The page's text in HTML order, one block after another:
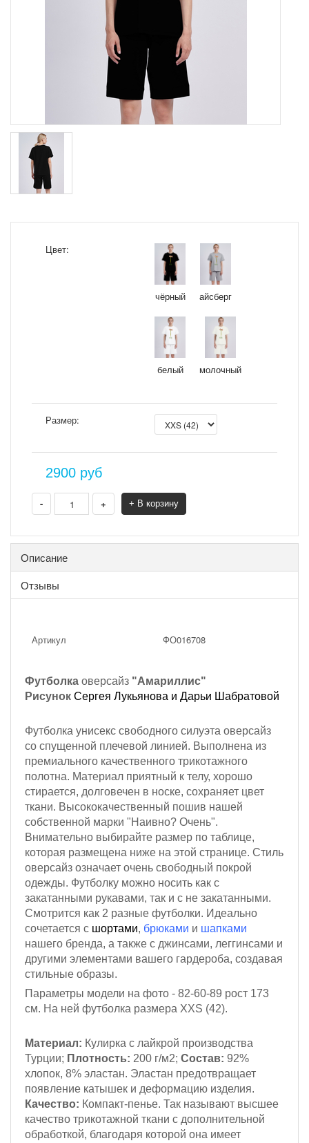
Цвет:
чёрный айсберг
белый молочный
Размер:
2900 руб
- + + В корзину
Описание
Отзывы
Артикул ФО016708
Футболка оверсайз "Амариллис"
Рисунок Сергея Лукьянова и Дарьи Шабратовой
Футболка унисекс свободного силуэта оверсайз
со спущенной плечевой линией. Выполнена из
премиального качественного трикотажного
полотна. Материал приятный к телу, хорошо
стирается, долговечен в носке, сохраняет цвет
ткани. Высококачественный пошив нашей
собственной марки "Наивно? Очень".
Внимательно выбирайте размер по таблице,
которая размещена ниже на этой странице. Стиль
оверсайз означает очень свободный покрой
одежды. Футболку можно носить как с
закатанными рукавами, так и с не закатанными.
Смотрится как 2 разные футболки. Идеально
сочетается с шортами, брюками и шапками
нашего бренда, а также с джинсами, леггинсами и
другими элементами вашего гардероба, создавая
стильные образы.
Параметры модели на фото - 82-60-89 рост 173
см. На ней футболка размера XXS (42).
Материал: Кулирка с лайкрой производства
Турции; Плотность: 200 г/м2; Состав: 92%
хлопок, 8% эластан. Эластан предотвращает
появление катышек и деформацию изделия.
Качество: Компакт-пенье. Так называют высшее
качество трикотажной ткани с дополнительной
обработкой, благодаря которой она имеет